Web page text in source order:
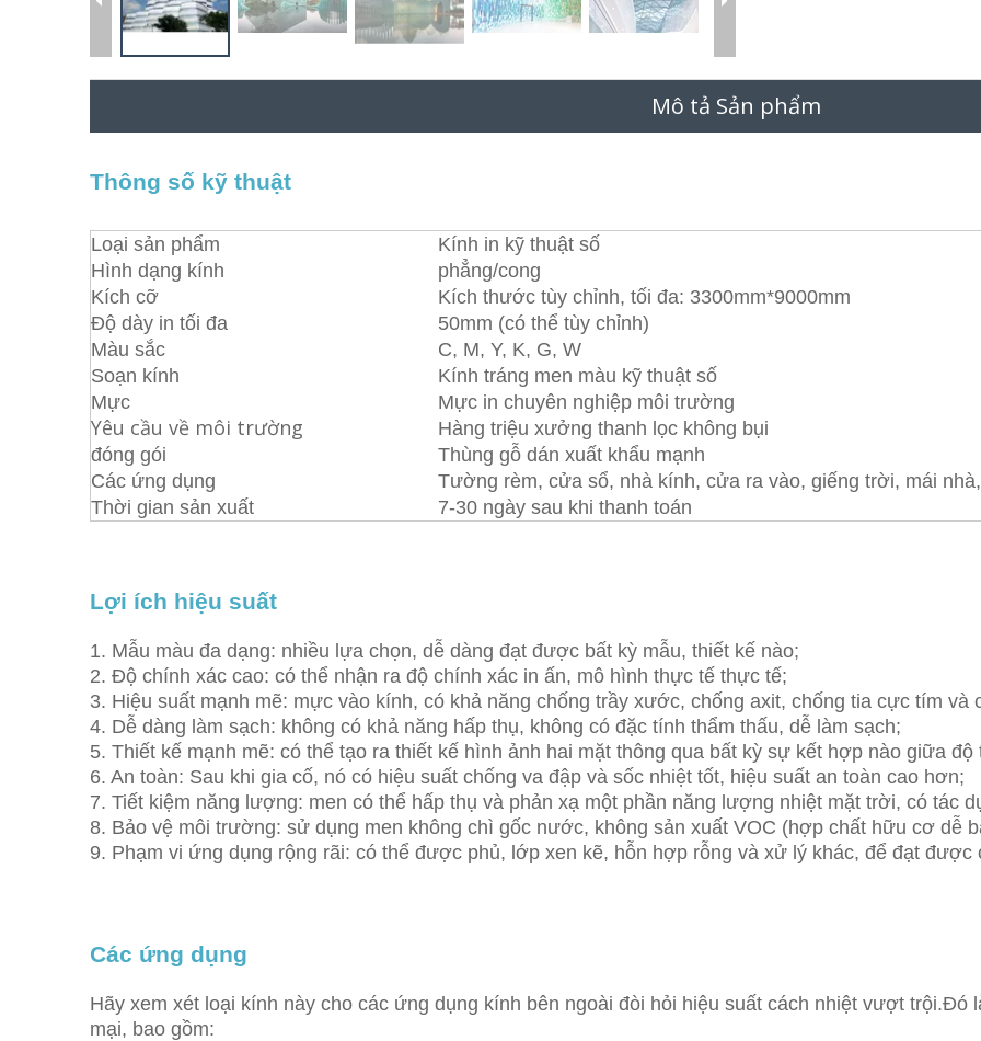
Mô tả Sản phẩm
Thông số kỹ thuật
Loại sản phẩm
Kính in kỹ thuật số
Hình dạng kính
phẳng/cong
Kích cỡ
Kích thước tùy chỉnh, tối đa: 3300mm*9000mm
Độ dày in tối đa
50mm (có thể tùy chỉnh)
Màu sắc
C, M, Y, K, G, W
Soạn kính
Kính tráng men màu kỹ thuật số
Mực
Mực in chuyên nghiệp môi trường
Yêu cầu về môi trường
Hàng triệu xưởng thanh lọc không bụi
đóng gói
Thùng gỗ dán xuất khẩu mạnh
Các ứng dụng
Tường rèm, cửa sổ, nhà kính, cửa ra vào, giếng trời, mái
Thời gian sản xuất
7-30 ngày sau khi thanh toán
Lợi ích hiệu suất
1. Mẫu màu đa dạng: nhiều lựa chọn, dễ dàng đạt được bất kỳ mẫu, thiết kế nào;
2. Độ chính xác cao: có thể nhận ra độ chính xác in ấn, mô hình thực tế thực tế;
3. Hiệu suất mạnh mẽ: mực vào kính, có khả năng chống trầy xước, chống axit, chống tia cực tím và
4. Dễ dàng làm sạch: không có khả năng hấp thụ, không có đặc tính thẩm thấu, dễ làm sạch;
5. Thiết kế mạnh mẽ: có thể tạo ra thiết kế hình ảnh hai mặt thông qua bất kỳ sự kết hợp nào giữa
6. An toàn: Sau khi gia cố, nó có hiệu suất chống va đập và sốc nhiệt tốt, hiệu suất an toàn cao hơn;
7. Tiết kiệm năng lượng: men có thể hấp thụ và phản xạ một phần năng lượng nhiệt mặt trời, có tác
8. Bảo vệ môi trường: sử dụng men không chì gốc nước, không sản xuất VOC (hợp chất hữu cơ dễ
9. Phạm vi ứng dụng rộng rãi: có thể được phủ, lớp xen kẽ, hỗn hợp rỗng và xử lý khác, để đạt
Các ứng dụng
Hãy xem xét loại kính này cho các ứng dụng kính bên ngoài đòi hỏi hiệu suất cách nhiệt vượt
mại, bao gồm: